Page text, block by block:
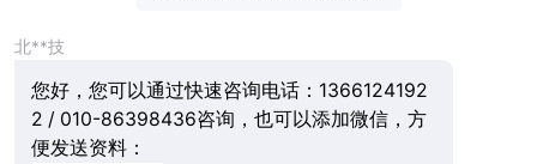
北**技
您好，您可以通过快速咨询电话：1366124192
2 / 010-86398436咨询，也可以添加微信，方
便发送资料：